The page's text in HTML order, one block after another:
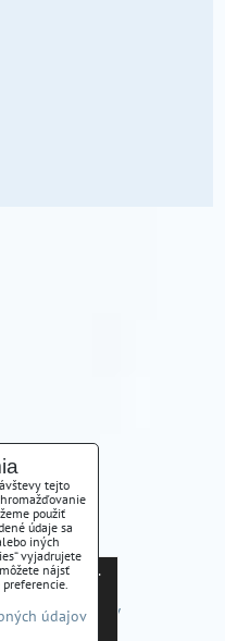
osobných údajov
tejto
použiť
údaje sa
iných
vyjadrujete
nájsť
údajov
cookies.
cookies a
nájdete na